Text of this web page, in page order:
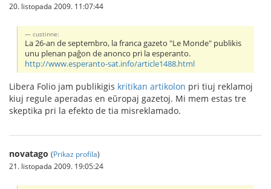
20. listopada 2009. 11:07:44
custinne:
La 26-an de septembro, la franca gazeto "Le Monde" publikis
unu plenan paĝon de anonco pri la esperanto.
http://www.esperanto-sat.info/article1488.html
Libera Folio jam publikigis kritikan artikolon pri tiuj reklamoj
kiuj regule aperadas en eŭropaj gazetoj. Mi mem estas tre
skeptika pri la efekto de tia misreklamado.
novatago (Prikaz profila)
21. listopada 2009. 19:05:24